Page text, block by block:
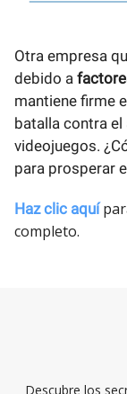
Otra empresa
debido a
mantiene firme
batalla contra el
videojuegos.
para prosperar
Haz clic aquí
completo.
Descubre los